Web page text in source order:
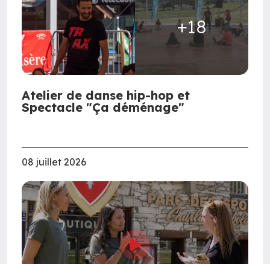
+18
Atelier de danse hip-hop et
Spectacle "Ça déménage"
08 juillet 2026